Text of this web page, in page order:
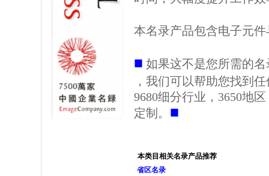
本名录产品包含电子元
■ 如果这不是您所需的
，我们可以帮助您找到
9680细分行业，3650地
定制。 ■
本类目相关名录产品推荐
省区名录